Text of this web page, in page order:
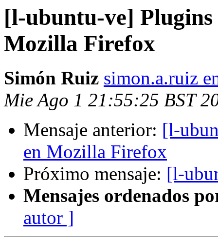
[l-ubuntu-ve] Plugins
Mozilla Firefox
Simón Ruiz simon.a.ruiz
Mie Ago 1 21:55:25 BST
Mensaje anterior: [l-
en Mozilla Firefox
Próximo mensaje: [l-
Mensajes ordenados
autor ]